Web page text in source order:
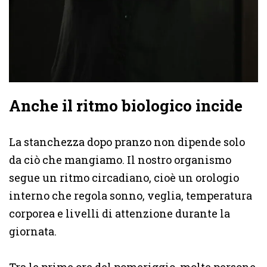
Anche il ritmo biologico incide
La stanchezza dopo pranzo non dipende solo
da ciò che mangiamo. Il nostro organismo
segue un ritmo circadiano, cioè un orologio
interno che regola sonno, veglia, temperatura
corporea e livelli di attenzione durante la
giornata.